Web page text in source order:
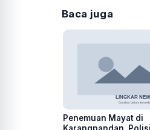
Baca juga
Penemuan Mayat di